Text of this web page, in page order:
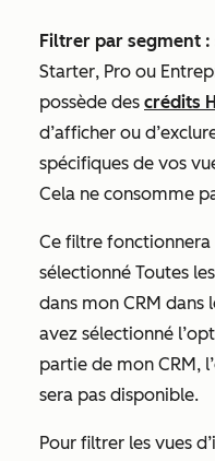
Filtrer par segment :
Starter, Pro ou
possède des crédits
d’afficher ou
spécifiques de vos
Cela ne consomme
Ce filtre fonctionnera
sélectionné Toutes
dans mon CRM dans
avez sélectionné
partie de mon CRM,
sera pas disponible.
Pour filtrer les vues